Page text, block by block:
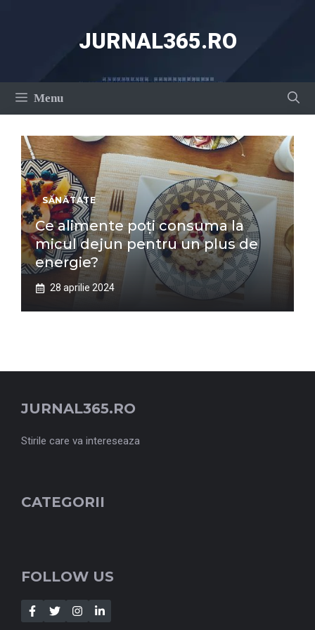
JURNAL365.RO
Menu
SĂNĂTATE
Ce alimente poți consuma la
micul dejun pentru un plus de
energie?
28 aprilie 2024
JURNAL365.RO
Stirile care va intereseaza
CATEGORII
FOLLOW US